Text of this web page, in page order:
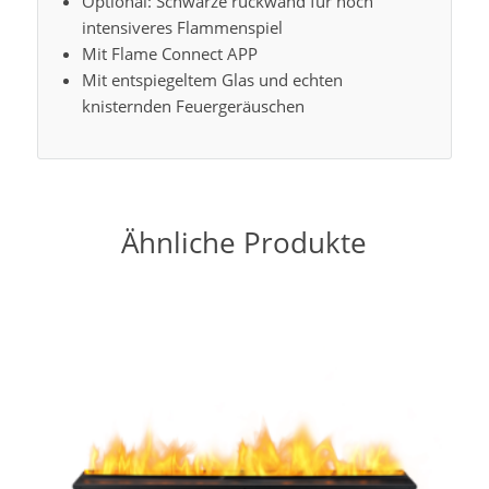
intensiveres Flammenspiel
Mit Flame Connect APP
Mit entspiegeltem Glas und echten
knisternden Feuergeräuschen
Ähnliche Produkte